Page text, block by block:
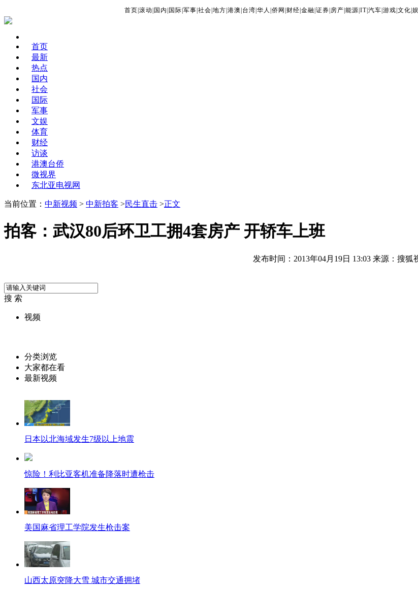
首页 滚动 国内 国际 军事 社会 地方 港澳 台湾 华人 侨网 财经 金融 证券 房产 能源 IT| 汽车 游戏 文化
首页
最新
热点
国内
社会
国际
军事
文娱
体育
财经
访谈
港澳台侨
微视界
东北亚电视网
当前位置： 中新视频 > 中新拍客 >民生直击 >正文
拍客：武汉80后环卫工拥4套房产 开轿车上班
发布时间：2013年04月19日 13:03 来源：搜狐
搜 索
视频
分类浏览
大家都在看
最新视频
日本以北海域发生7级以上地震
惊险！利比亚客机准备降落时遭枪击
美国麻省理工学院发生枪击案
山西太原突降大雪 城市交通拥堵